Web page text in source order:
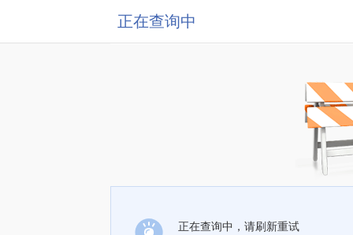
正在查询中
正在查询中，请刷新重试